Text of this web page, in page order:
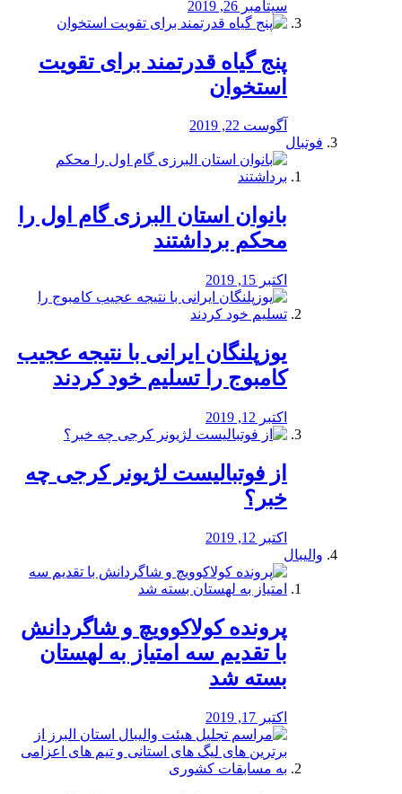
سپتامبر 26, 2019
پنج گیاه قدرتمند برای تقویت
استخوان
آگوست 22, 2019
فوتبال
بانوان استان البرزی گام اول را
محكم برداشتند
اکتبر 15, 2019
یوزپلنگان ایرانی با نتیجه عجیب
کامبوج را تسلیم خود کردند
اکتبر 12, 2019
از فوتبالیست لژیونر کرجی چه
خبر؟
اکتبر 12, 2019
والیبال
پرونده کولاکوویچ و شاگردانش
با تقدیم سه امتیاز به لهستان
بسته شد
اکتبر 17, 2019